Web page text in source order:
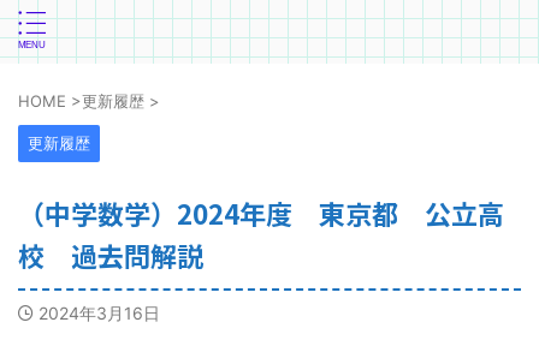
HOME >更新履歴 >
更新履歴
（中学数学）2024年度 東京都 公立高
校 過去問解説
2024年3月16日